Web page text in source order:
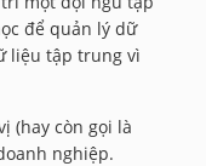
để quản lý dữ
liệu tập trung vì
(hay còn gọi là
nghiệp.